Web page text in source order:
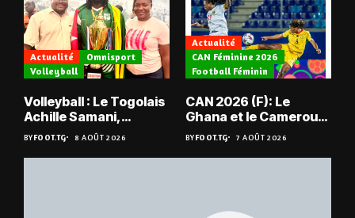
Actualité
Omnisport
Volleyball
Volleyball : Le Togolais
Achille Samani,
champion du Bénin !
BYFOOT.TG 8 AOÛT 2026
Actualité
CAN Féminine 2026
Football Féminin
CAN 2026 (F): Le
Ghana et le Cameroun
en quarts
BYFOOT.TG 7 AOÛT 2026